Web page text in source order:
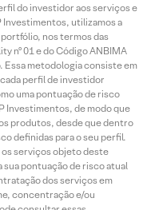
do investidor aos serviços e
utilizamos a
nos termos das
nº 01 e do Código ANBIMA
metodologia consiste em
perfil de investidor
uma pontuação de risco
Investimentos, de modo que
produtos, desde que dentro
definidas para o seu perfil.
serviços objeto deste
pontuação de risco atual
dos serviços em
concentração e/ou